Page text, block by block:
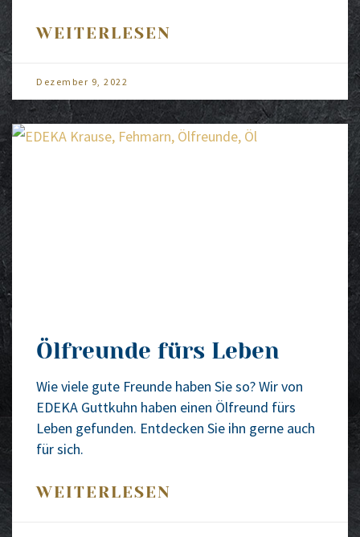
WEITERLESEN
Dezem­ber 9, 2022
Ölfreunde fürs Leben
Wie vie­le gute Freun­de haben Sie so? Wir von
EDEKA Gutt­kuhn haben einen Ölfreund fürs
Leben gefun­den. Ent­de­cken Sie ihn ger­ne auch
für sich.
WEITERLESEN